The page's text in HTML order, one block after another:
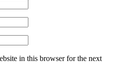
in this browser for the next